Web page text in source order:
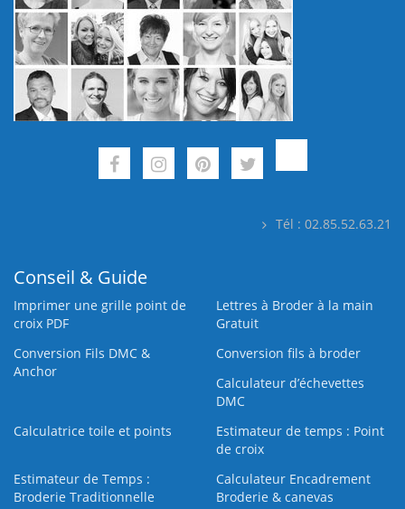
Tél : 02.85.52.63.21
Conseil & Guide
Imprimer une grille point de
croix PDF
Lettres à Broder à la main
Gratuit
Conversion Fils DMC &
Anchor
Conversion fils à broder
Calculateur d’échevettes
DMC
Calculatrice toile et points
Estimateur de temps : Point
de croix
Estimateur de Temps :
Broderie Traditionnelle
Calculateur Encadrement
Broderie & canevas